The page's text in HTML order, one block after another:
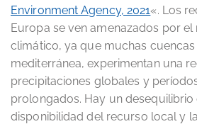
Environment Agency, 2021«. Los
Europa se ven amenazados por
climático, ya que muchas
mediterránea, experimentan una
precipitaciones globales y
prolongados. Hay un desequilibrio
disponibilidad del recurso local y